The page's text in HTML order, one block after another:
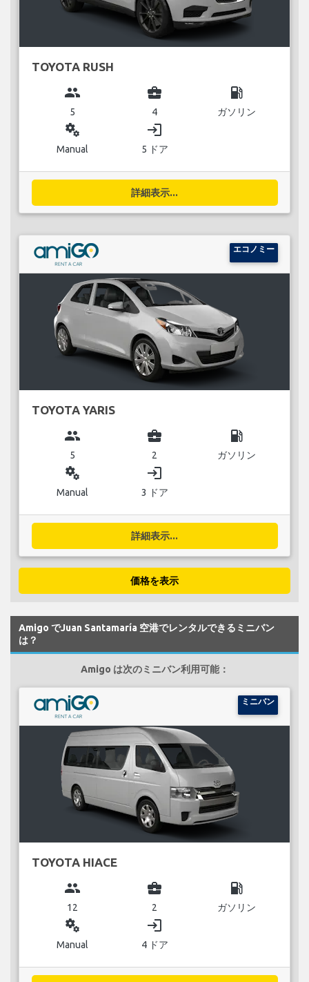
TOYOTA RUSH
group
5
business_center
4
local_gas_station
ガソリン
miscellaneous_services
Manual
login
5 ドア
詳細表示...
エコノミー
TOYOTA YARIS
group
5
business_center
2
local_gas_station
ガソリン
miscellaneous_services
Manual
login
3 ドア
詳細表示...
価格を表示
Amigo でJuan Santamaría 空港でレンタルできるミニバン
は？
Amigo は次のミニバン利用可能：
ミニバン
TOYOTA HIACE
group
12
business_center
2
local_gas_station
ガソリン
miscellaneous_services
Manual
login
4 ドア